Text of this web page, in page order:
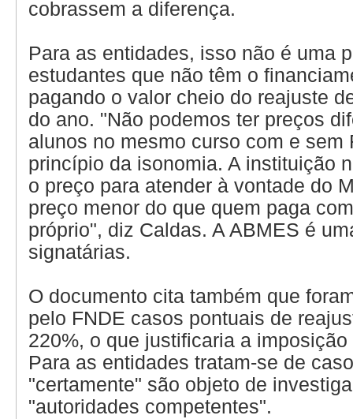
cobrassem a diferença.
Para as entidades, isso não é uma
estudantes que não têm o
pagando o valor cheio do reajuste
do ano. "Não podemos ter preços
alunos no mesmo curso com e sem
princípio da isonomia. A instituição
o preço para atender à vontade do
preço menor do que quem paga
próprio", diz Caldas. A ABMES é
signatárias.
O documento cita também que
pelo FNDE casos pontuais de
220%, o que justificaria a
Para as entidades tratam-se de
"certamente" são objeto de
"autoridades competentes".